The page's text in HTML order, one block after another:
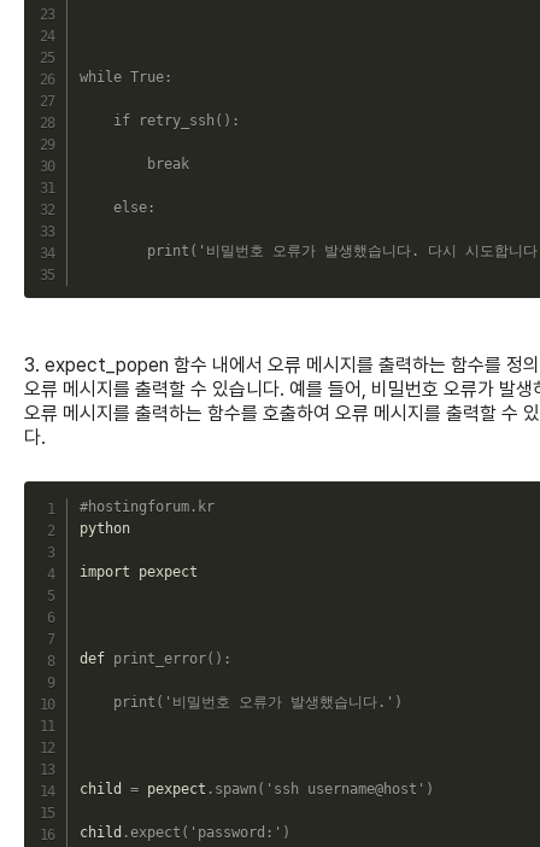
while True:
if retry_ssh ( ) :
break
else:
print ( '비밀번호 오류가 발생했습니다. 다시 시도합니
3. expect_popen 함수 내에서 오류 메시지를 출력하는 함수를 정
오류 메시지를 출력할 수 있습니다. 예를 들어, 비밀번호 오류가 발생
오류 메시지를 출력하는 함수를 호출하여 오류 메시지를 출력할 수
다.
#hostingforum.kr
python
import pexpect
def print_error( ) :
print ( '비밀번호 오류가 발생했습니다.' )
child = pexpect . spawn ( 'ssh username@host' )
child .expect ( 'password:' )